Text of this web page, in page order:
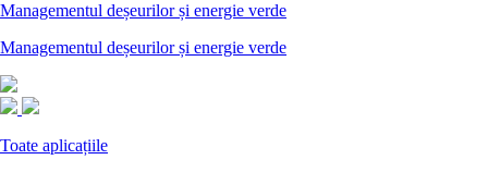
Managementul deșeurilor și energie verde
Managementul deșeurilor și energie verde
Toate aplicațiile